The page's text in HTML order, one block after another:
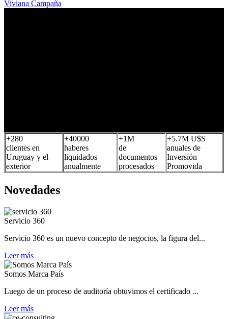
Viviana Campaña
+280
clientes en
Uruguay y el
exterior
+40000
haberes
liquidados
anualmente
+1M
de
documentos
procesados
+5.7M U$S
anuales de
Inversión
Promovida
Novedades
Servicio 360
Servicio 360 es un nuevo concepto de negocios, la figura del...
Leer más
Somos Marca País
Luego de un proceso de auditoría obtuvimos el certificado ...
Leer más